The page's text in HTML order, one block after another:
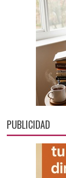
PUBLICIDAD